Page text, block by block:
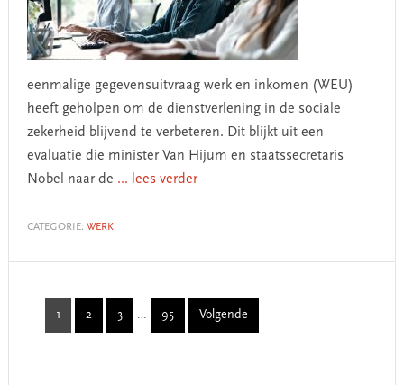
eenmalige gegevensuitvraag werk en inkomen (WEU)
heeft geholpen om de dienstverlening in de sociale
zekerheid blijvend te verbeteren. Dit blijkt uit een
evaluatie die minister Van Hijum en staatssecretaris
Nobel naar de ... lees verder
CATEGORIE: WERK
Page
1 Page
2 Page
3
Interim
pages
… Page
95 Volgende